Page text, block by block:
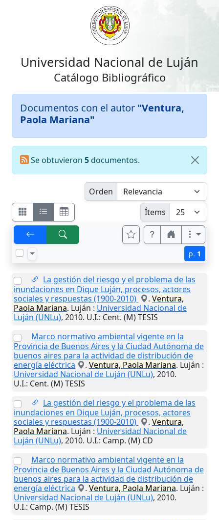
Universidad Nacional de Luján
Catálogo Bibliográfico
Documentos con el autor "Ventura,
Paola Mariana"
Se obtuvieron 5documentos.
Orden
Ítems
p. 1
La gestión del riesgo y el problema de las
inundaciones en Dique Luján, procesos, actores
sociales y respuestas (1900-2010)
. Ventura,
Paola Mariana. Luján : Universidad Nacional de
Luján (UNLu), 2010. U.I.: Cent. (M) TESIS
Marco normativo ambiental vigente en la
Provincia de Buenos Aires y la Ciudad Autónoma de
buenos aires para la actividad de distribución de
energía eléctrica
. Ventura, Paola Mariana. Luján :
Universidad Nacional de Luján (UNLu), 2010.
U.I.: Cent. (M) TESIS
La gestión del riesgo y el problema de las
inundaciones en Dique Luján, procesos, actores
sociales y respuestas (1900-2010)
. Ventura,
Paola Mariana. Luján : Universidad Nacional de
Luján (UNLu), 2010. U.I.: Camp. (M) CD
Marco normativo ambiental vigente en la
Provincia de Buenos Aires y la Ciudad Autónoma de
buenos aires para la actividad de distribución de
energía eléctrica
. Ventura, Paola Mariana. Luján :
Universidad Nacional de Luján (UNLu), 2010.
U.I.: Camp. (M) TESIS